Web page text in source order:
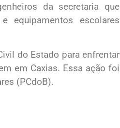
da secretaria que
equipamentos escolares
do Estado para enfrentar
em Caxias. Essa ação foi
(PCdoB).